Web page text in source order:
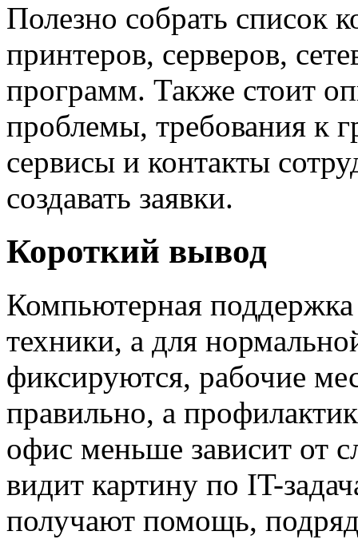
Полезно собрать список
принтеров, серверов,
программ. Также стоит
проблемы, требования к
сервисы и контакты
создавать заявки.
Короткий вывод
Компьютерная
техники, а для
фиксируются, рабочие
правильно, а
офис меньше зависит от
видит картину по IT-
получают помощь,